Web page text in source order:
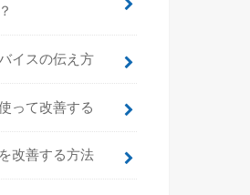
イスの伝え方
って改善する
改善する方法